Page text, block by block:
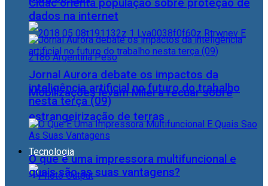
Mobilizações levam Milei a recuar sobre
estrangeirização de terras
Tecnologia
Cidac orienta população sobre proteção de
dados na internet
Jornal Aurora debate os impactos da
inteligência artificial no futuro do trabalho
nesta terça (09)
O que é uma impressora multifuncional e
quais são as suas vantagens?